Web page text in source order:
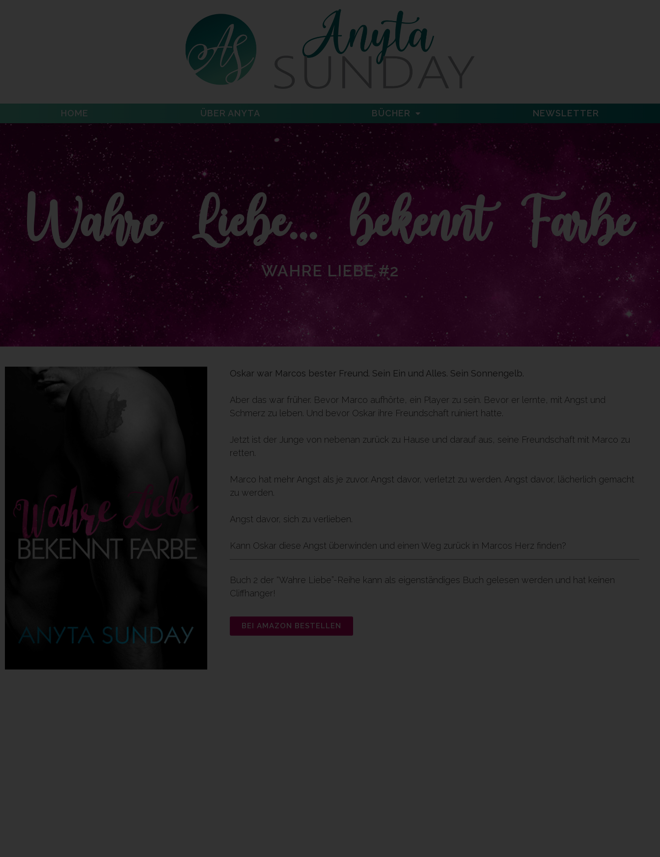
HOME ÜBER ANYTA BÜCHER NEWSLETTER
Wahre Liebe... bekennt Farbe
WAHRE LIEBE #2
Oskar war Marcos bester Freund. Sein Ein und Alles. Sein Sonnengelb.
Aber das war früher. Bevor Marco aufhörte, ein Player zu sein. Bevor er lernte, mit Angst und
Schmerz zu leben. Und bevor Oskar ihre Freundschaft ruiniert hatte.
Jetzt ist der Junge von nebenan zurück zu Hause und darauf aus, seine Freundschaft mit Marco zu
retten.
Marco hat mehr Angst als je zuvor. Angst davor, verletzt zu werden. Angst davor, lächerlich gemacht
zu werden.
Angst davor, sich zu verlieben.
Kann Oskar diese Angst überwinden und einen Weg zurück in Marcos Herz finden?
Buch 2 der “Wahre Liebe”-Reihe kann als eigenständiges Buch gelesen werden und hat keinen
Cliffhanger!
BEI AMAZON BESTELLEN